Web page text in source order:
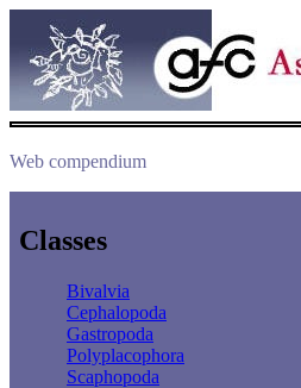
Web compendium
Classes
Bivalvia
Cephalopoda
Gastropoda
Polyplacophora
Scaphopoda